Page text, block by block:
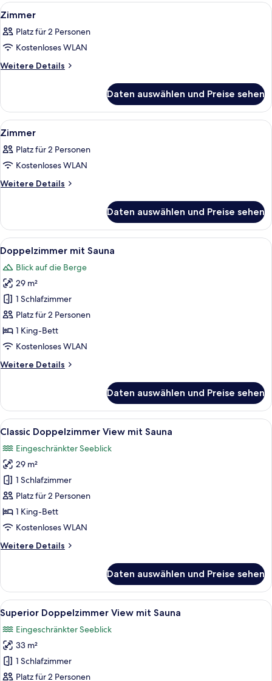
Alle
Fotos
für
Zimmer
anzeigen
Ein modernes Hotelzimmer mit Bett,
7
Zimmer
Platz für 2 Personen
Kostenloses WLAN
Weitere Details
Weitere
Daten auswählen und Preise sehen
Alle
Fotos
für
Zimmer
anzeigen
Ein Hotelzimmer mit einem großen
7
Zimmer
Platz für 2 Personen
Kostenloses WLAN
Weitere Details
Weitere
Daten auswählen und Preise sehen
Alle
Fotos
für
Doppelzimmer
mit
Sauna
anzeigen
Ein modernes Hotelzimmer mit
5
Doppelzimmer mit Sauna
Blick auf die Berge
29 m²
1 Schlafzimmer
Platz für 2 Personen
1 King-Bett
Kostenloses WLAN
Weitere Details
Weitere
mit
Sauna
Daten auswählen und Preise sehen
Alle
Fotos
für
Classic
Doppelzimmer
View
mit
Sauna
Ein modernes Hotelzimmer mit
6
Classic Doppelzimmer View mit Sauna
Eingeschränkter Seeblick
29 m²
1 Schlafzimmer
Platz für 2 Personen
1 King-Bett
Kostenloses WLAN
Weitere Details
Weitere
Doppelzimmer
View
mit
Sauna
Daten auswählen und Preise sehen
Alle
Fotos
für
Superior
Doppelzimmer
View
Ein Hotelzimmer mit einem großen
5
Superior Doppelzimmer View mit Sauna
Eingeschränkter Seeblick
33 m²
1 Schlafzimmer
Platz für 2 Personen